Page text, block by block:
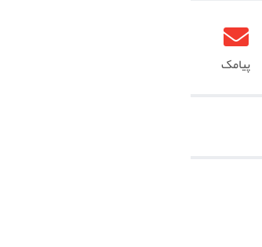
پیامک